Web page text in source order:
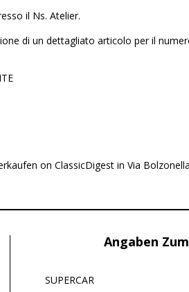
il Ns. Atelier.
di un dettagliato articolo per il
on ClassicDigest in Via
Angaben
SUPERCAR